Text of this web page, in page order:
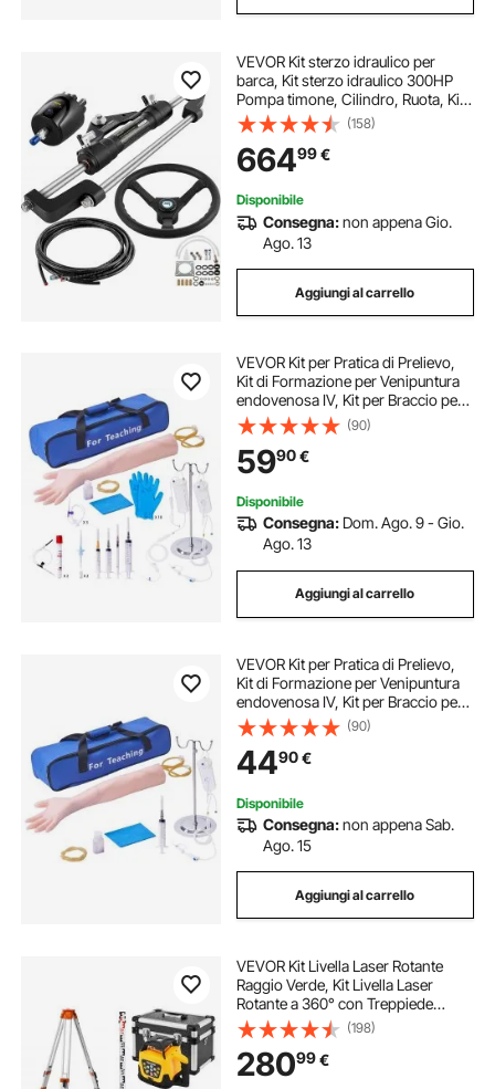
VEVOR Kit sterzo idraulico per
barca, Kit sterzo idraulico 300HP
Pompa timone, Cilindro, Ruota, Kit
di guarnizioni sterzo idraulico per
tubo flessibile da 24 piedi, Sistema
di sterzo per barca resiste
(158)
66499€
Disponibile
Consegna:non appena Gio.
Ago. 13
Aggiungi al carrello
VEVOR Kit per Pratica di Prelievo,
Kit di Formazione per Venipuntura
endovenosa IV, Kit per Braccio per
Pratica per IV ad Alta Simulazione
con Borsa per il Trasporto, Pratica e
Abilità IV Perfette
(90)
5990€
Disponibile
Consegna: Dom. Ago. 9 - Gio.
Ago. 13
Aggiungi al carrello
VEVOR Kit per Pratica di Prelievo,
Kit di Formazione per Venipuntura
endovenosa IV, Kit per Braccio per
Pratica per IV ad Alta Simulazione
con Borsa per il Trasporto, Pratica e
Abilità IV Perfette
(90)
4490€
Disponibile
Consegna:non appena Sab.
Ago. 15
Aggiungi al carrello
VEVOR Kit Livella Laser Rotante
Raggio Verde, Kit Livella Laser
Rotante a 360° con Treppiede
Portata 500 m, Pendenza
Regolabile, Angolo Scansione
Flessibile con Telecomando
Custodia per Trasporto
(198)
28099€